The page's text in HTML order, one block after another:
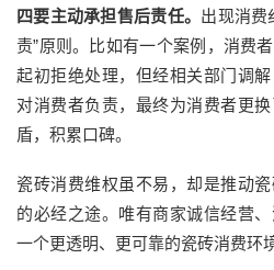
四要主动承担售后责任。 出现消费
责”原则。比如有一个案例，消费
起初拒绝处理，但经相关部门调
对消费者负责，最终为消费者更
盾，积累口碑。
瓷砖消费维权虽不易，却是推动
的必经之途。唯有商家诚信经营
一个更透明、更可靠的瓷砖消费环境